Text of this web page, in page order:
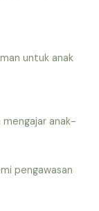
untuk anak
anak-
pengawasan